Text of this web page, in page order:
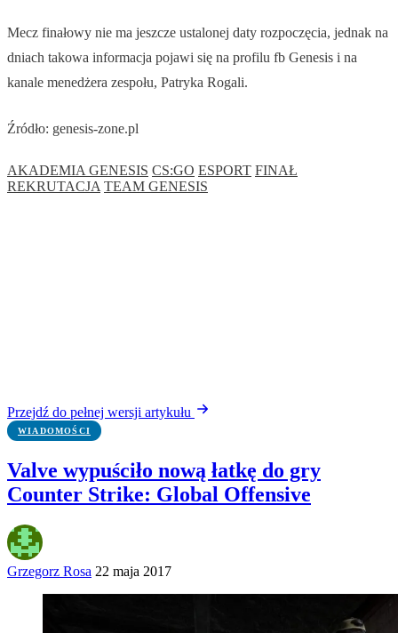
Mecz finałowy nie ma jeszcze ustalonej daty rozpoczęcia, jednak na
dniach takowa informacja pojawi się na profilu fb Genesis i na
kanale menedżera zespołu, Patryka Rogali.
Źródło: genesis-zone.pl
AKADEMIA GENESIS CS:GO ESPORT FINAŁ
REKRUTACJA TEAM GENESIS
Przejdź do pełnej wersji artykułu
WIADOMOŚCI
Valve wypuściło nową łatkę do gry
Counter Strike: Global Offensive
Grzegorz Rosa 22 maja 2017